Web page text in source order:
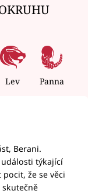
Lev Panna
Berani.
události týkající
že se věci